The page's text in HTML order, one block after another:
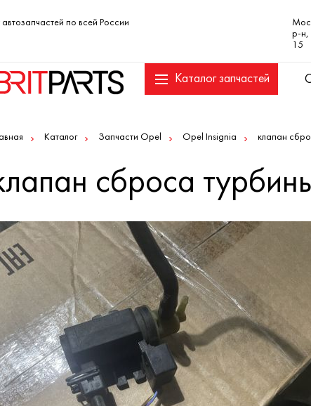
Каталог запчастей
по всей России
р-н,
15
Каталог Запчасти Opel Opel Insignia клапан
сброса